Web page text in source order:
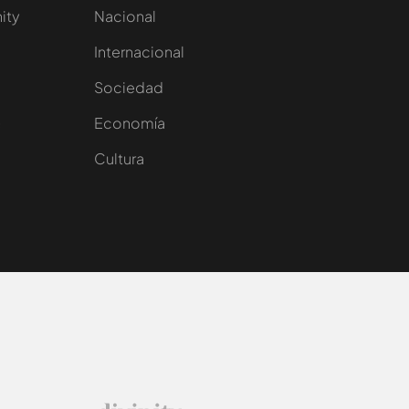
Nacional
Internacional
Sociedad
Economía
Cultura